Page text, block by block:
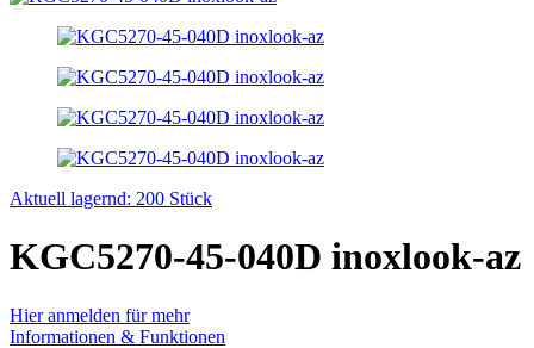
Aktuell lagernd: 200 Stück
KGC5270-45-040D inoxlook-az
Hier anmelden für mehr
Informationen & Funktionen